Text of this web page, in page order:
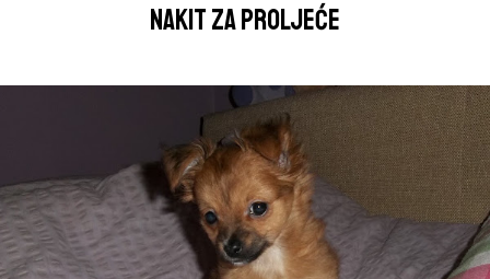
NAKIT ZA PROLJEĆE